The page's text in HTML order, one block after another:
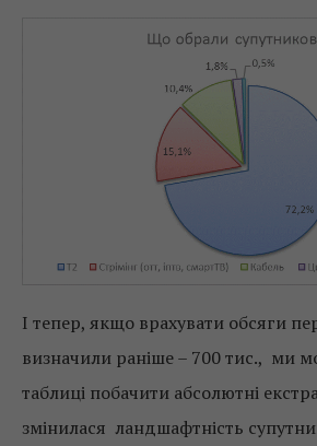
І тепер, якщо врахувати обсяги
визначили раніше – 700 тис., ми
таблиці побачити абсолютні
змінилася ландшафтність